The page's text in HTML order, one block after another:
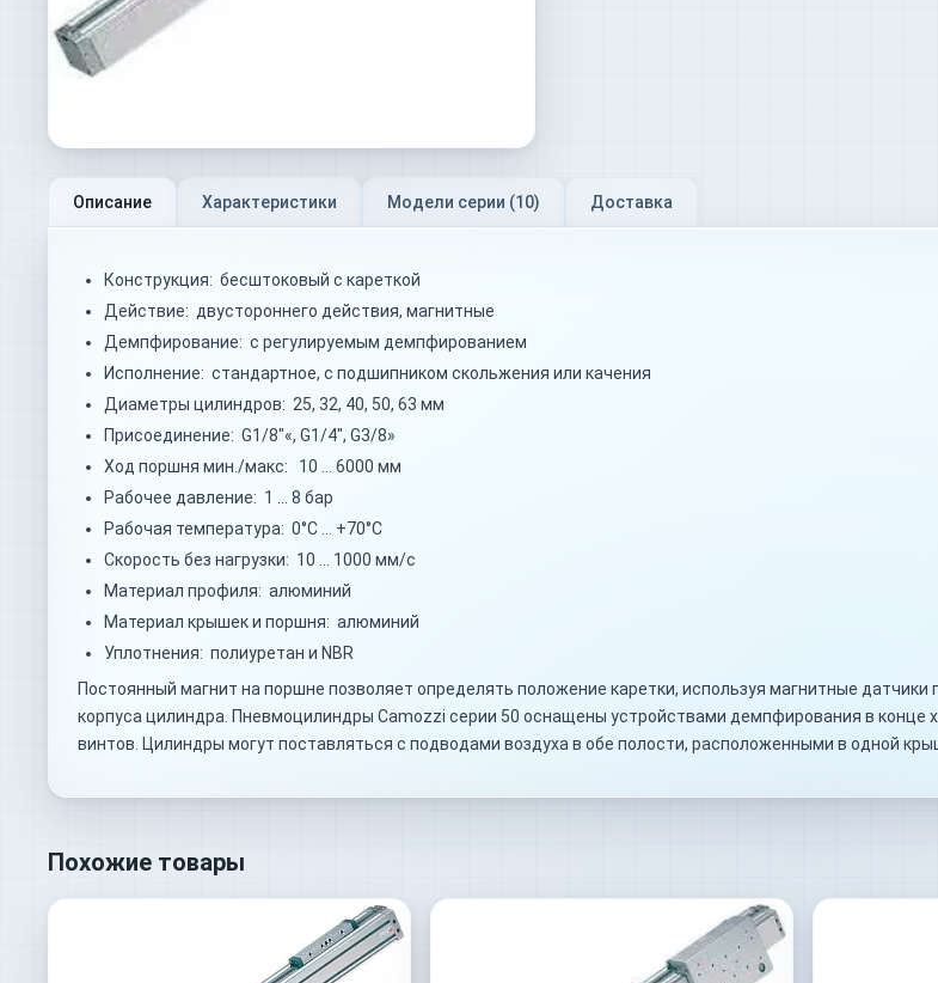
Описание Характеристики Модели серии (10) Доставка
Конструкция: бесштоковый с кареткой
Действие: двустороннего действия, магнитные
Демпфирование: с регулируемым демпфированием
Исполнение: стандартное, с подшипником скольжения или качения
Диаметры цилиндров: 25, 32, 40, 50, 63 мм
Присоединение: G1/8"«, G1/4", G3/8»
Ход поршня мин./макс: 10 … 6000 мм
Рабочее давление: 1 … 8 бар
Рабочая температура: 0°C … +70°C
Скорость без нагрузки: 10 … 1000 мм/с
Материал профиля: алюминий
Материал крышек и поршня: алюминий
Уплотнения: полиуретан и NBR
Постоянный магнит на поршне позволяет определять положение каретки, используя магнитные
корпуса цилиндра. Пневмоцилиндры Camozzi серии 50 оснащены устройствами демпфирования в
винтов. Цилиндры могут поставляться с подводами воздуха в обе полости, расположенными в одной
Похожие товары